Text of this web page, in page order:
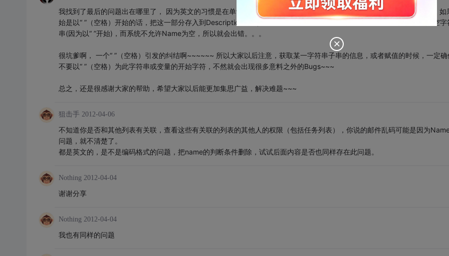
我找到了最后的问题出在哪里了， 因为英文的习惯是在单词之间加入“ ”（空格），所以在按位置读取一个字符串的信息时，如
始是以“ ”（空格）开始的话，把这一部分存入到Description变量,之后你再把此变量的值付给Name的时候，系统会认为是空字
串(因为以“ ”开始)，而系统不允许Name为空，所以就会出错。。。
很坑爹啊， 一个“ ”（空格）引发的纠结啊~~~~~~ 所以大家以后注意，获取某一字符串子串的信息，或者赋值的时候，一定确
不要以“ ”（空格）为此字符串或变量的开始字符，不然就会出现很多意料之外的Bugs~~~
总之，还是很感谢大家的帮助，希望大家以后能更加集思广益，解决难题~~~
狙击手 2012-04-06
不知道你是否和其他列表有关联，查看这些有关联的列表的其他人的权限（包括任务列表），你说的邮件乱码可能是因为
问题，就不清楚了。
都是英文的，是不是编码格式的问题，把name的判断条件删除，试试后面内容是否也同样存在此问题。
Nothing 2012-04-04
谢谢分享
Nothing 2012-04-04
我也有同样的问题